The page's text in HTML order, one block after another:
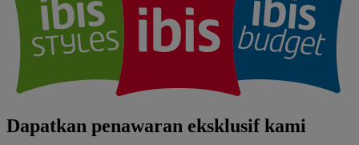
Dapatkan penawaran eksklusif kami